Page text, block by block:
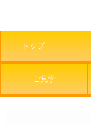
トップ
ご見学